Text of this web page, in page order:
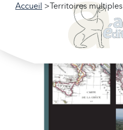
Accueil Territoires multiples